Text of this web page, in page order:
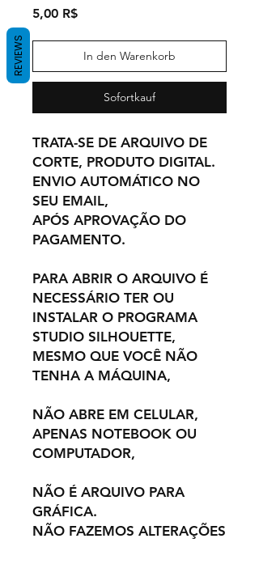
5,00 R$Preis
In den Warenkorb
Sofortkauf
TRATA-SE DE ARQUIVO DE
CORTE, PRODUTO DIGITAL.
ENVIO AUTOMÁTICO NO
SEU EMAIL,
APÓS APROVAÇÃO DO
PAGAMENTO.
PARA ABRIR O ARQUIVO É
NECESSÁRIO TER OU
INSTALAR O PROGRAMA
STUDIO SILHOUETTE,
MESMO QUE VOCÊ NÃO
TENHA A MÁQUINA,
NÃO ABRE EM CELULAR,
APENAS NOTEBOOK OU
COMPUTADOR,
NÃO É ARQUIVO PARA
GRÁFICA.
NÃO FAZEMOS ALTERAÇÕES
REVIEWS